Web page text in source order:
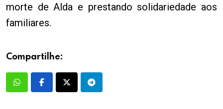
morte de Alda e prestando solidariedade aos
familiares.
Compartilhe: